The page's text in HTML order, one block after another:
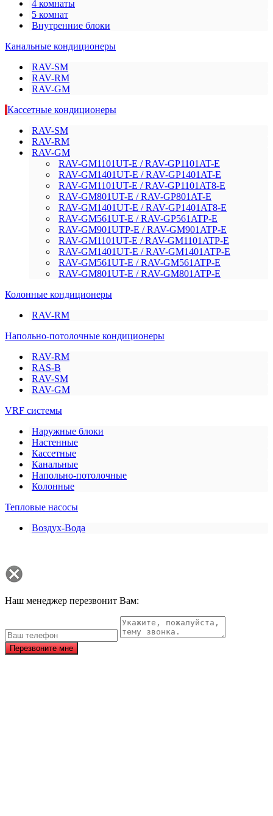
4 комнаты
5 комнат
Внутренние блоки
Канальные кондиционеры
RAV-SM
RAV-RM
RAV-GM
Кассетные кондиционеры
RAV-SM
RAV-RM
RAV-GM
RAV-GM1101UT-E / RAV-GP1101AT-E
RAV-GM1401UT-E / RAV-GP1401AT-E
RAV-GM1101UT-E / RAV-GP1101AT8-E
RAV-GM801UT-E / RAV-GP801AT-E
RAV-GM1401UT-E / RAV-GP1401AT8-E
RAV-GM561UT-E / RAV-GP561ATP-E
RAV-GM901UTP-E / RAV-GM901ATP-E
RAV-GM1101UT-E / RAV-GM1101ATP-E
RAV-GM1401UT-E / RAV-GM1401ATP-E
RAV-GM561UT-E / RAV-GM561ATP-E
RAV-GM801UT-E / RAV-GM801ATP-E
Колонные кондиционеры
RAV-RM
Напольно-потолочные кондиционеры
RAV-RM
RAS-B
RAV-SM
RAV-GM
VRF системы
Наружные блоки
Настенные
Кассетные
Канальные
Напольно-потолочные
Колонные
Тепловые насосы
Воздух-Вода
Наш менеджер перезвонит Вам:
Перезвоните мне